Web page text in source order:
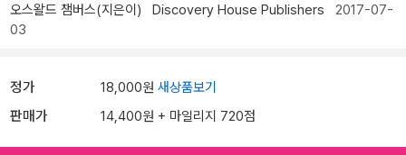
오스왈드 챔버스(지은이) Discovery House Publishers 2017-07-
03
정가 18,000원 새상품보기
판매가 14,400원 + 마일리지 720점